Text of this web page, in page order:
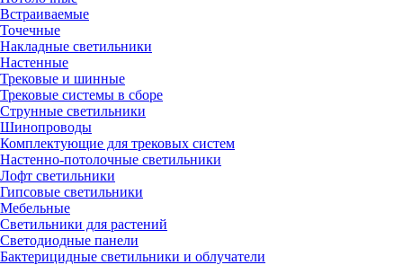
Встраиваемые
Точечные
Накладные светильники
Настенные
Трековые и шинные
Трековые системы в сборе
Струнные светильники
Шинопроводы
Комплектующие для трековых систем
Настенно-потолочные светильники
Лофт светильники
Гипсовые светильники
Мебельные
Светильники для растений
Светодиодные панели
Бактерицидные светильники и облучатели